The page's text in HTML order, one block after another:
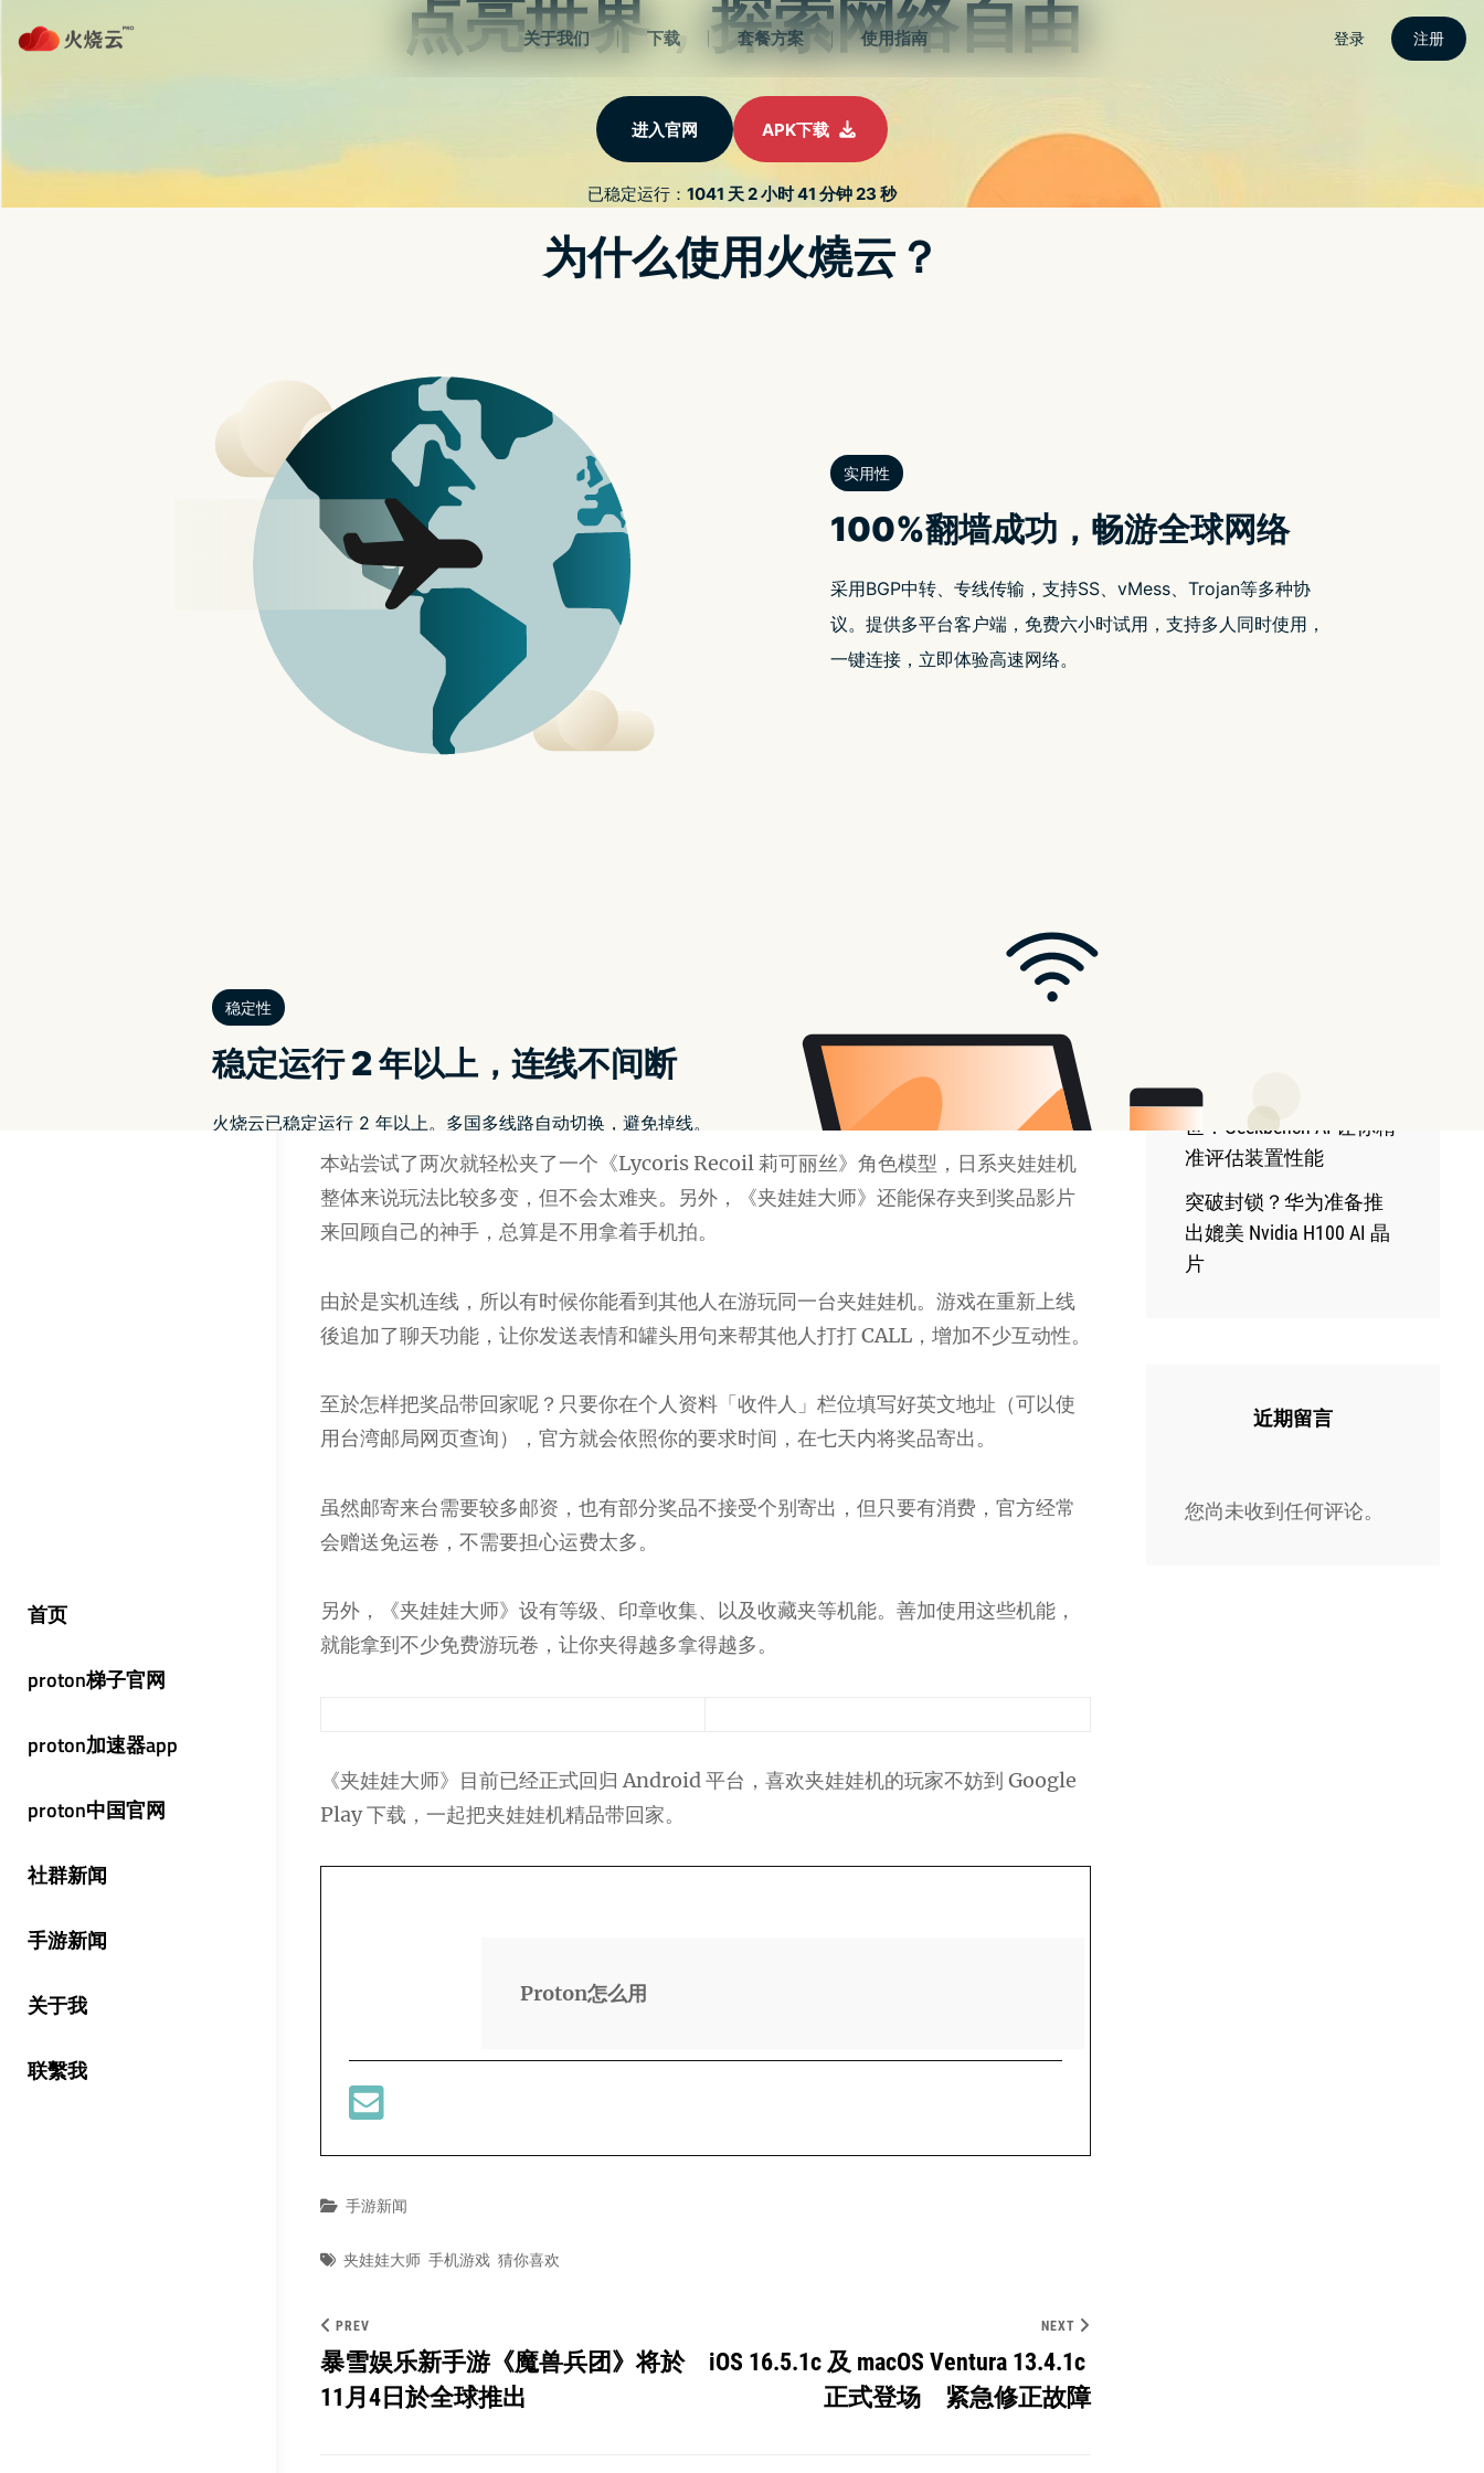
to 2023最新
首页
proton梯子官网
proton加速器app
proton中国官网
社群新闻
手游新闻
关于我
联繫我
Android版回归！让你享受原汁原味的夹娃娃乐趣《夹娃娃
大师》试玩
喜欢夹娃娃的你，是不是已经厌倦夹软无力的机台，却苦於无法直接到发源地的日本去
玩呢？现在由クレーンゲームジャパン株式会社开发，让你待在台湾直接连线游玩日本
夹娃娃机的《夹娃娃大师》，重新推出 Android 版本。
已经突破 350 万下载的《夹娃娃大师》，是一款线上夹娃娃游戏。玩家将可以远端游玩
实体的夹娃娃机，并将获得的商品寄回自己家中。
娃娃机内的奖品包含《航海王》、《呪术回战》、《SPY×FAMILY》、《鬼灭之刃》等
作品，周边一应俱全、每天还会持续更新数款商品。再也不用去街上的夹娃娃机店人挤
每台夹娃娃机都安装了两台摄影机，方便玩家从正面和侧面观察夹子位置和奖品的摆
虽然透过远端操控夹娃娃机，操作上多少有点小延迟、也比较难用甩夹等手法，但只要
本站尝试了两次就轻松夹了一个《Lycoris Recoil 莉可丽丝》角色模型，日系夹娃娃机
整体来说玩法比较多变，但不会太难夹。另外，《夹娃娃大师》还能保存夹到奖品影片
来回顾自己的神手，总算是不用拿着手机拍。
由於是实机连线，所以有时候你能看到其他人在游玩同一台夹娃娃机。游戏在重新上线
後追加了聊天功能，让你发送表情和罐头用句来帮其他人打打 CALL，增加不少互动性。
至於怎样把奖品带回家呢？只要你在个人资料「收件人」栏位填写好英文地址（可以使
用台湾邮局网页查询），官方就会依照你的要求时间，在七天内将奖品寄出。
虽然邮寄来台需要较多邮资，也有部分奖品不接受个别寄出，但只要有消费，官方经常
会赠送免运卷，不需要担心运费太多。
另外，《夹娃娃大师》设有等级、印章收集、以及收藏夹等机能。善加使用这些机能，
就能拿到不少免费游玩卷，让你夹得越多拿得越多。
《夹娃娃大师》目前已经正式回归 Android 平台，喜欢夹娃娃机的玩家不妨到 Google
Play 下载，一起把夹娃娃机精品带回家。
Proton怎么用
Categories
手游新闻
Tags
夹娃娃大师 手机游戏 猜你喜欢
章
PREV
暴雪娱乐新手游《魔兽兵团》将於
11月4日於全球推出
NEXT
iOS 16.5.1c 及 macOS Ventura 13.4.1c
正式登场 紧急修正故障
搜索
全新 AI 基准测试工具问
世！Geekbench AI 让你精
准评估装置性能
突破封锁？华为准备推
出媲美 Nvidia H100 AI 晶
片
近期留言
您尚未收到任何评论。